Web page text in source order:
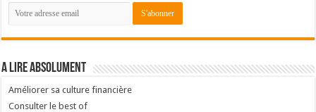
A lire absolument
Améliorer sa culture financière
Consulter le best of